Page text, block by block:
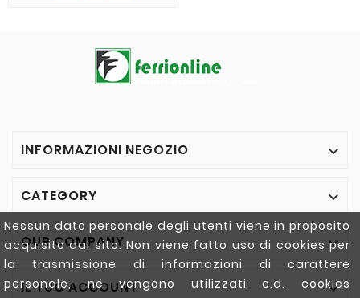
Nessun dato personale degli utenti viene in proposito
acquisito dal sito. Non viene fatto uso di cookies per
la trasmissione di informazioni di carattere
personale, né vengono utilizzati c.d. cookies
INFORMAZIONI NEGOZIO 
CATEGORY 
OUR COMPANY 
IL TUO ACCOUNT 